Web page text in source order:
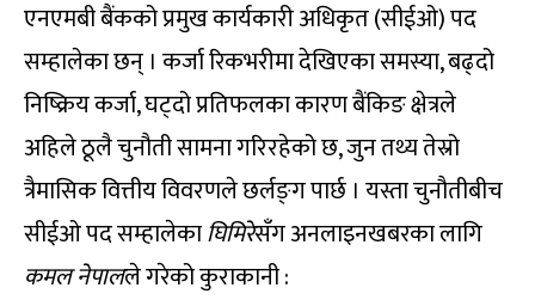
एनएमबी बैंकको प्रमुख कार्यकारी अधिकृत (सीईओ) पद
सम्हालेका छन् । कर्जा रिकभरीमा देखिएका समस्या, बढ्दो
निष्क्रिय कर्जा, घट्दो प्रतिफलका कारण बैंकिङ क्षेत्रले
अहिले ठूलै चुनौती सामना गरिरहेको छ, जुन तथ्य तेस्रो
त्रैमासिक वित्तीय विवरणले छर्लङ्‍ग पार्छ । यस्ता चुनौतीबीच
सीईओ पद सम्हालेकाघिमिरेसँग अनलाइनखबरका लागि
कमल नेपालले गरेको कुराकानी :